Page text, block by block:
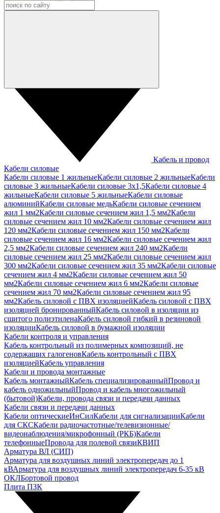
Кабель и провод
Кабели силовые
Кабели силовые 1 жильныеКабели силовые 2 жильныеКабели
силовые 3 жильныеКабели силовые 3х1,5Кабели силовые 4
жильныеКабели силовые 5 жильныеКабели силовые
алюминийКабели силовые медьКабели силовые сечением
жил 1 мм2Кабели силовые сечением жил 1,5 мм2Кабели
силовые сечением жил 10 мм2Кабели силовые сечением жил
120 мм2Кабели силовые сечением жил 150 мм2Кабели
силовые сечением жил 16 мм2Кабели силовые сечением жил
2,5 мм2Кабели силовые сечением жил 240 мм2Кабели
силовые сечением жил 25 мм2Кабели силовые сечением жил
300 мм2Кабели силовые сечением жил 35 мм2Кабели силовые
сечением жил 4 мм2Кабели силовые сечением жил 50
мм2Кабели силовые сечением жил 6 мм2Кабели силовые
сечением жил 70 мм2Кабели силовые сечением жил 95
мм2Кабель силовой с ПВХ изоляциейКабель силовой с ПВХ
изоляцией бронированныйКабель силовой в изоляции из
сшитого полиэтиленаКабель силовой гибкий в резиновой
изоляцииКабель силовой в бумажной изоляции
Кабели контроля и управления
Кабель контрольный из полимерных композиций, не
содержащих галогеновКабель контрольный с ПВХ
изоляциейКабель управления
Кабели и провода монтажные
Кабель монтажныйКабель специализированныйПровод и
кабель одножильныйПровод и кабель многожильный
(бытовой)Кабели, провода связи и передачи данных
Кабели связи и передачи данных
Кабели оптическиеИнСилКабели для сигнализацииКабели
для СКСКабели радиочастотные/телевизионные/
видеонаблюдения/микрофонный (РКБ)Кабели
телефонныеПровода для полевой связиКВИП
Арматура ВЛ (СИП)
Арматура для воздушных линий электропередач до 1
кВАрматура для воздушных линий электропередач 6-35 кВ
ОКЛБортовой провод
Плита ПЗК